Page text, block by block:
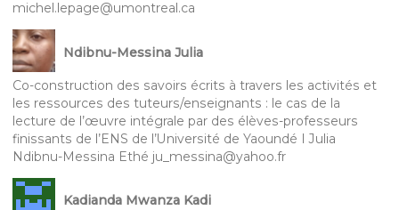
michel.lepage@umontreal.ca
Ndibnu-Messina Julia
Co-construction des savoirs écrits à travers les activités et
les ressources des tuteurs/enseignants : le cas de la
lecture de l’œuvre intégrale par des élèves-professeurs
finissants de l’ENS de l’Université de Yaoundé I Julia
Ndibnu-Messina Ethé ju_messina@yahoo.fr
Kadianda Mwanza Kadi